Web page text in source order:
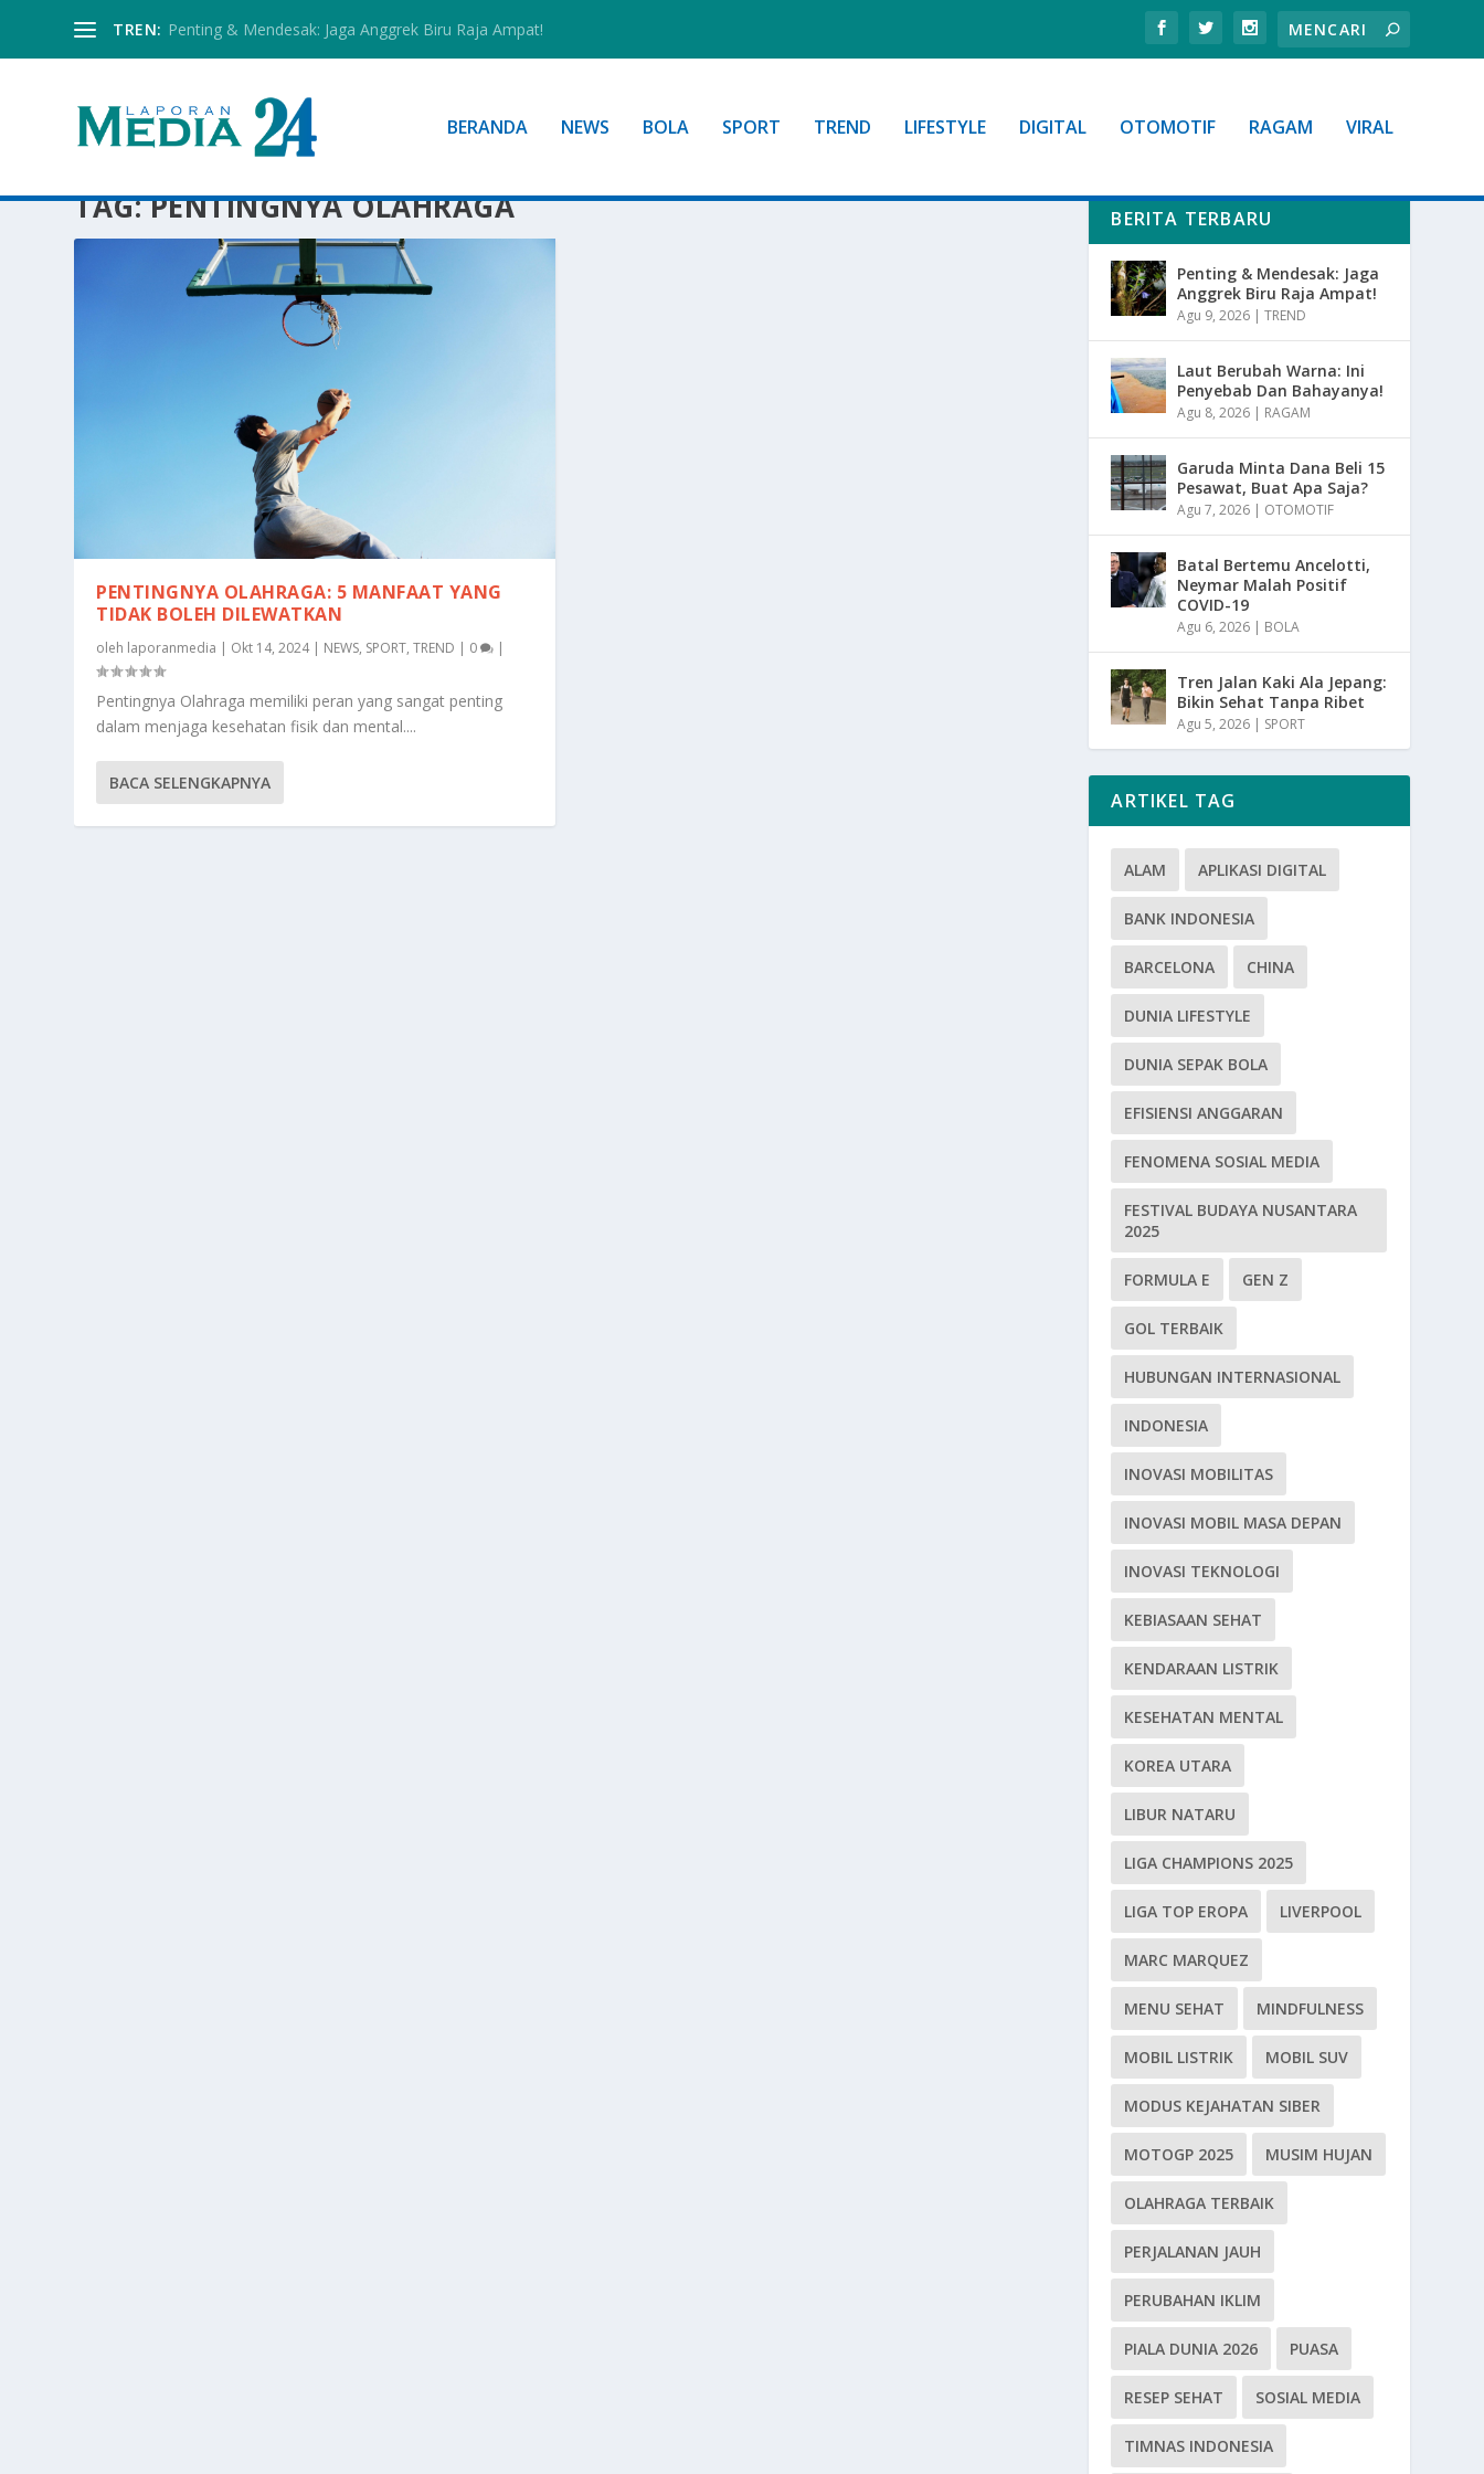
TREN: Penting & Mendesak: Jaga Anggrek Biru Raja Ampat!
BERANDA NEWS BOLA SPORT TREND LIFESTYLE DIGITAL OTOMOTIF RAGAM VIRAL
TAG:PENTINGNYA OLAHRAGA
PENTINGNYA OLAHRAGA: 5 MANFAAT YANG
TIDAK BOLEH DILEWATKAN
oleh laporanmedia | Okt 14, 2024| NEWS, SPORT,TREND | 0 |
Pentingnya Olahraga memiliki peran yang sangat penting
dalam menjaga kesehatan fisik dan mental....
BACA SELENGKAPNYA
BERITA TERBARU
Penting & Mendesak: Jaga
Anggrek Biru Raja Ampat!
Agu 9, 2026 |TREND
Laut Berubah Warna: Ini
Penyebab Dan Bahayanya!
Agu 8, 2026 | RAGAM
Garuda Minta Dana Beli 15
Pesawat, Buat Apa Saja?
Agu 7, 2026 | OTOMOTIF
Batal Bertemu Ancelotti,
Neymar Malah Positif
COVID-19
Agu 6, 2026 | BOLA
Tren Jalan Kaki Ala Jepang:
Bikin Sehat Tanpa Ribet
Agu 5, 2026 | SPORT
ARTIKEL TAG
ALAM APLIKASI DIGITAL
BANK INDONESIA
BARCELONA CHINA
DUNIA LIFESTYLE
DUNIA SEPAK BOLA
EFISIENSI ANGGARAN
FENOMENA SOSIAL MEDIA
FESTIVAL BUDAYA NUSANTARA
2025
FORMULA E GEN Z
GOL TERBAIK
HUBUNGAN INTERNASIONAL
INDONESIA
INOVASI MOBILITAS
INOVASI MOBIL MASA DEPAN
INOVASI TEKNOLOGI
KEBIASAAN SEHAT
KENDARAAN LISTRIK
KESEHATAN MENTAL
KOREA UTARA
LIBUR NATARU
LIGA CHAMPIONS 2025
LIGA TOP EROPA LIVERPOOL
MARC MARQUEZ
MENU SEHAT MINDFULNESS
MOBIL LISTRIK MOBIL SUV
MODUS KEJAHATAN SIBER
MOTOGP 2025 MUSIM HUJAN
OLAHRAGA TERBAIK
PERJALANAN JAUH
PERUBAHAN IKLIM
PIALA DUNIA 2026 PUASA
RESEP SEHAT SOSIAL MEDIA
TIMNAS INDONESIA